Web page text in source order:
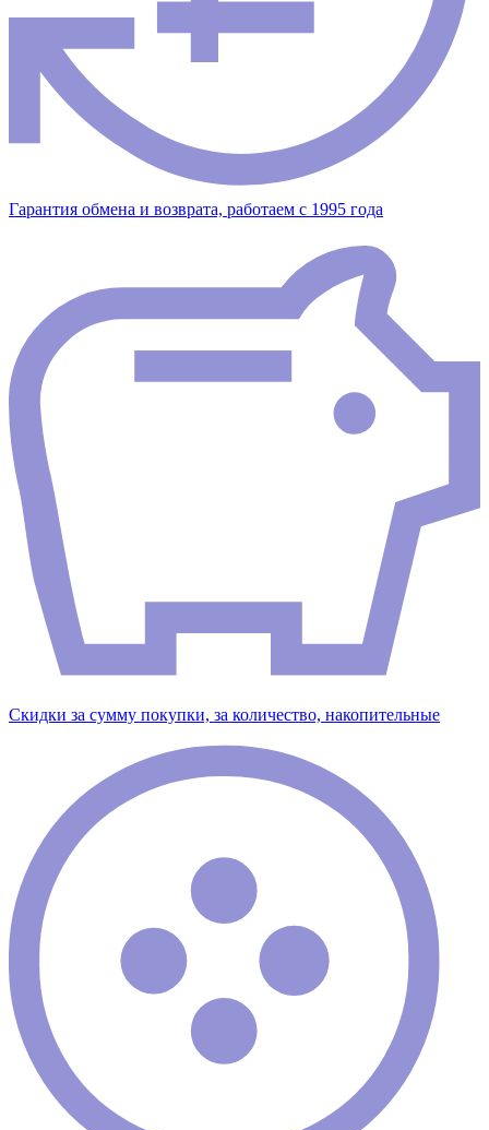
Гарантия обмена и возврата, работаем с 1995 года
Скидки за сумму покупки, за количество, накопительные